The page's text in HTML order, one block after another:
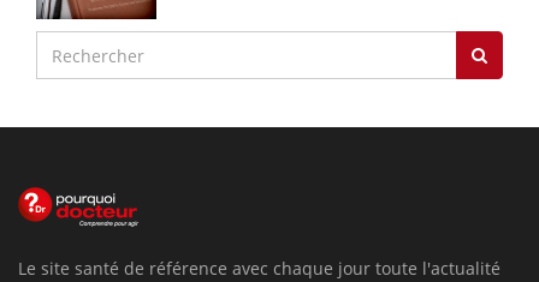
Le site santé de référence avec chaque jour toute l'actualité